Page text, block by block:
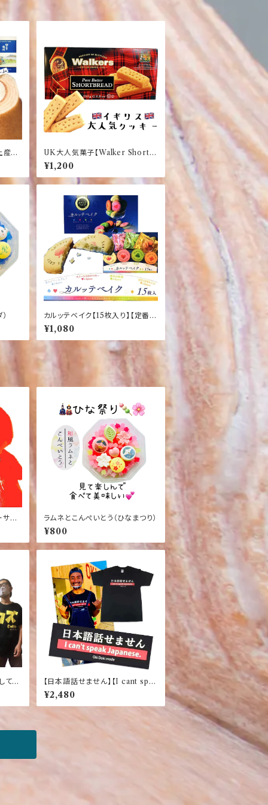
】
UK大人気菓子【Walker Short B
read Finger 250g】ウォーカ
ー ショートブレット フィンガー
¥1,200
カルッテベイク【15枚入り】【定番】
【クッキー】【ロングセラー】【アール
グレイ】【ストロベリー】【抹茶】【オ
レンジ】
¥1,080
ー
ラムネとこんぺいとう（ひなまつり）
¥800
てな
【日本語話せません】【I cant spea
k Japanese】ふさげTシャツ【おも
しろ】【お土産】【ネタ】【日本語】【大
人気】
¥2,480